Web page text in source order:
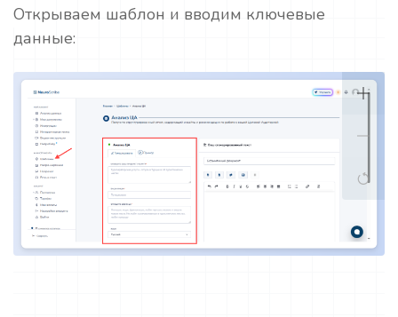
Открываем шаблон и вводим ключевые
данные: